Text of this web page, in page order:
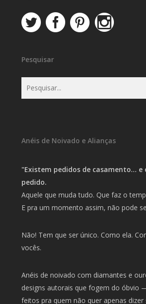
Pesquisar
Anéis de Noivado e Alianças
"Existem pedidos de casamento… e
pedido.
Aquele que muda tudo. Que faz o
E pra um momento assim, não pode
Não! Tem que ser único. Como ela.
vocês.
Anéis de noivado com diamantes e
designs autorais que fogem do óbvio
feitos pra quem não quer apenas dizer